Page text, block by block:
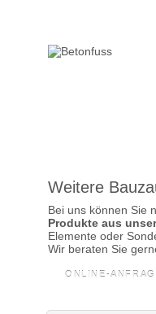
Weitere
Bei uns können Sie
Produkte aus
Elemente oder
Wir beraten Sie
ONLINE-